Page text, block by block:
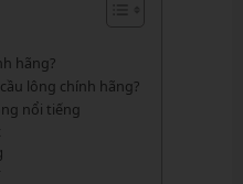
hãng?
lông chính hãng?
nổi tiếng